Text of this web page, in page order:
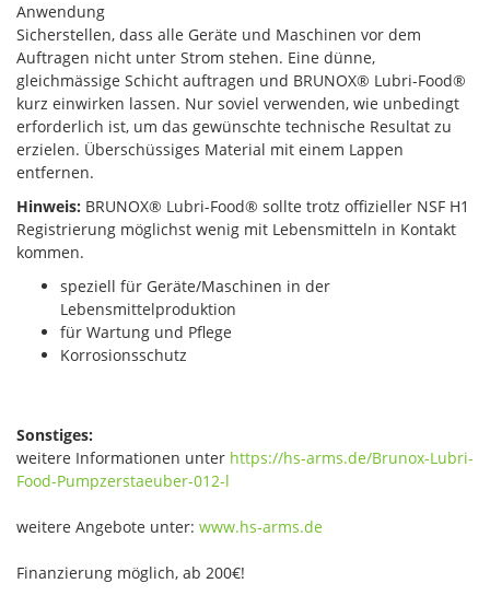
Anwendung
Sicherstellen, dass alle Geräte und Maschinen vor dem
Auftragen nicht unter Strom stehen. Eine dünne,
gleichmässige Schicht auftragen und BRUNOX® Lubri-Food®
kurz einwirken lassen. Nur soviel verwenden, wie unbedingt
erforderlich ist, um das gewünschte technische Resultat zu
erzielen. Überschüssiges Material mit einem Lappen
entfernen.
Hinweis: BRUNOX® Lubri-Food® sollte trotz offizieller NSF H1
Registrierung möglichst wenig mit Lebensmitteln in Kontakt
kommen.
speziell für Geräte/Maschinen in der
Lebensmittelproduktion
für Wartung und Pflege
Korrosionsschutz
Sonstiges:
weitere Informationen unter https://hs-arms.de/Brunox-Lubri-
Food-Pumpzerstaeuber-012-l
weitere Angebote unter: www.hs-arms.de
Finanzierung möglich, ab 200€!